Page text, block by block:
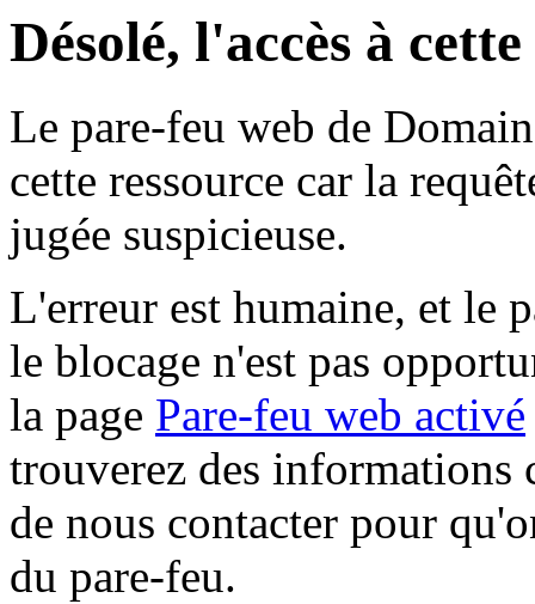
Désolé, l'accès à
Le pare-feu web de
cette ressource car la
jugée suspicieuse.
L'erreur est humaine, et le
le blocage n'est pas
la page Pare-feu web activé
trouverez des informations
de nous contacter pour
du pare-feu.